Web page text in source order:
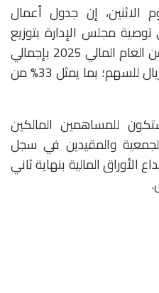
الاثنين، إن جدول أعمال
مجلس الإدارة بتوزيع
أرباح نقدية على المساهمين عن العام المالي 2025 بإجمالي
75.9 مليون ريال، بواقع 0.33 ريال للسهم؛ بما يمثل 33% من
للمساهمين المالكين
والمقيدين في سجل
المالية بنهاية ثاني